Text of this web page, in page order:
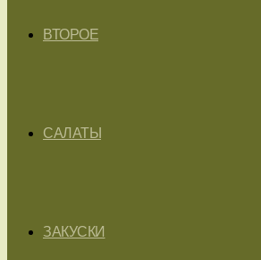
ВТОРОЕ
САЛАТЫ
ЗАКУСКИ